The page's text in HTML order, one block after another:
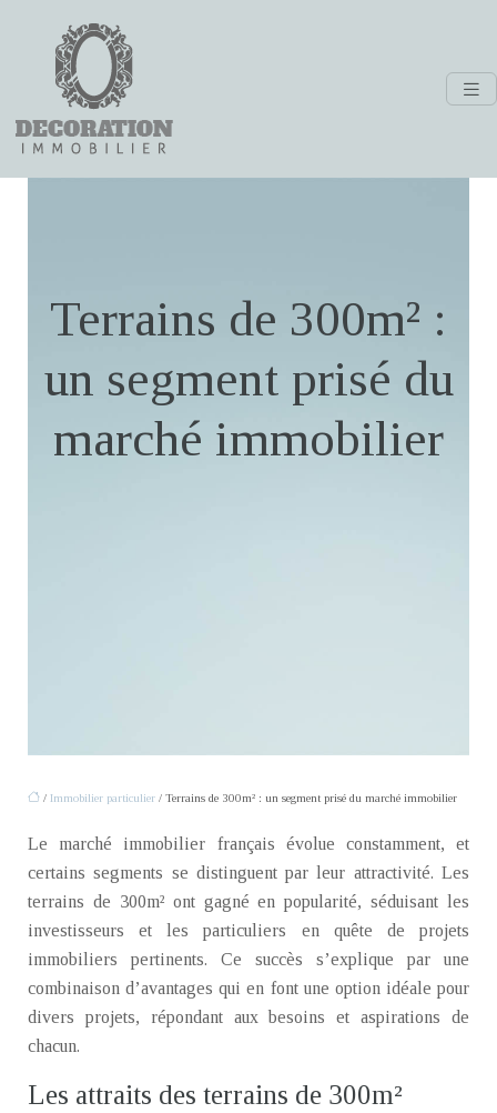
Terrains de 300m² :
un segment prisé du
marché immobilier
/ Immobilier particulier / Terrains de 300m² : un segment prisé du marché immobilier
Le marché immobilier français évolue constamment, et
certains segments se distinguent par leur attractivité. Les
terrains de 300m² ont gagné en popularité, séduisant les
investisseurs et les particuliers en quête de projets
immobiliers pertinents. Ce succès s’explique par une
combinaison d’avantages qui en font une option idéale pour
divers projets, répondant aux besoins et aspirations de
chacun.
Les attraits des terrains de 300m²